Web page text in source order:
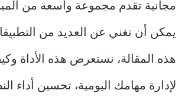
مجانية تقدم مجموعة واسعة من
يمكن أن تغني عن العديد من
هذه المقالة، نستعرض هذه الأداة
لإدارة مهامك اليومية، تحسين أداء